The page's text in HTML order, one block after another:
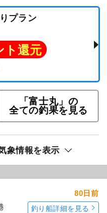
プラン
ト還元
「富士丸」の
全ての釣果を見る
象情報を表示
80日前
釣り船詳細を見る